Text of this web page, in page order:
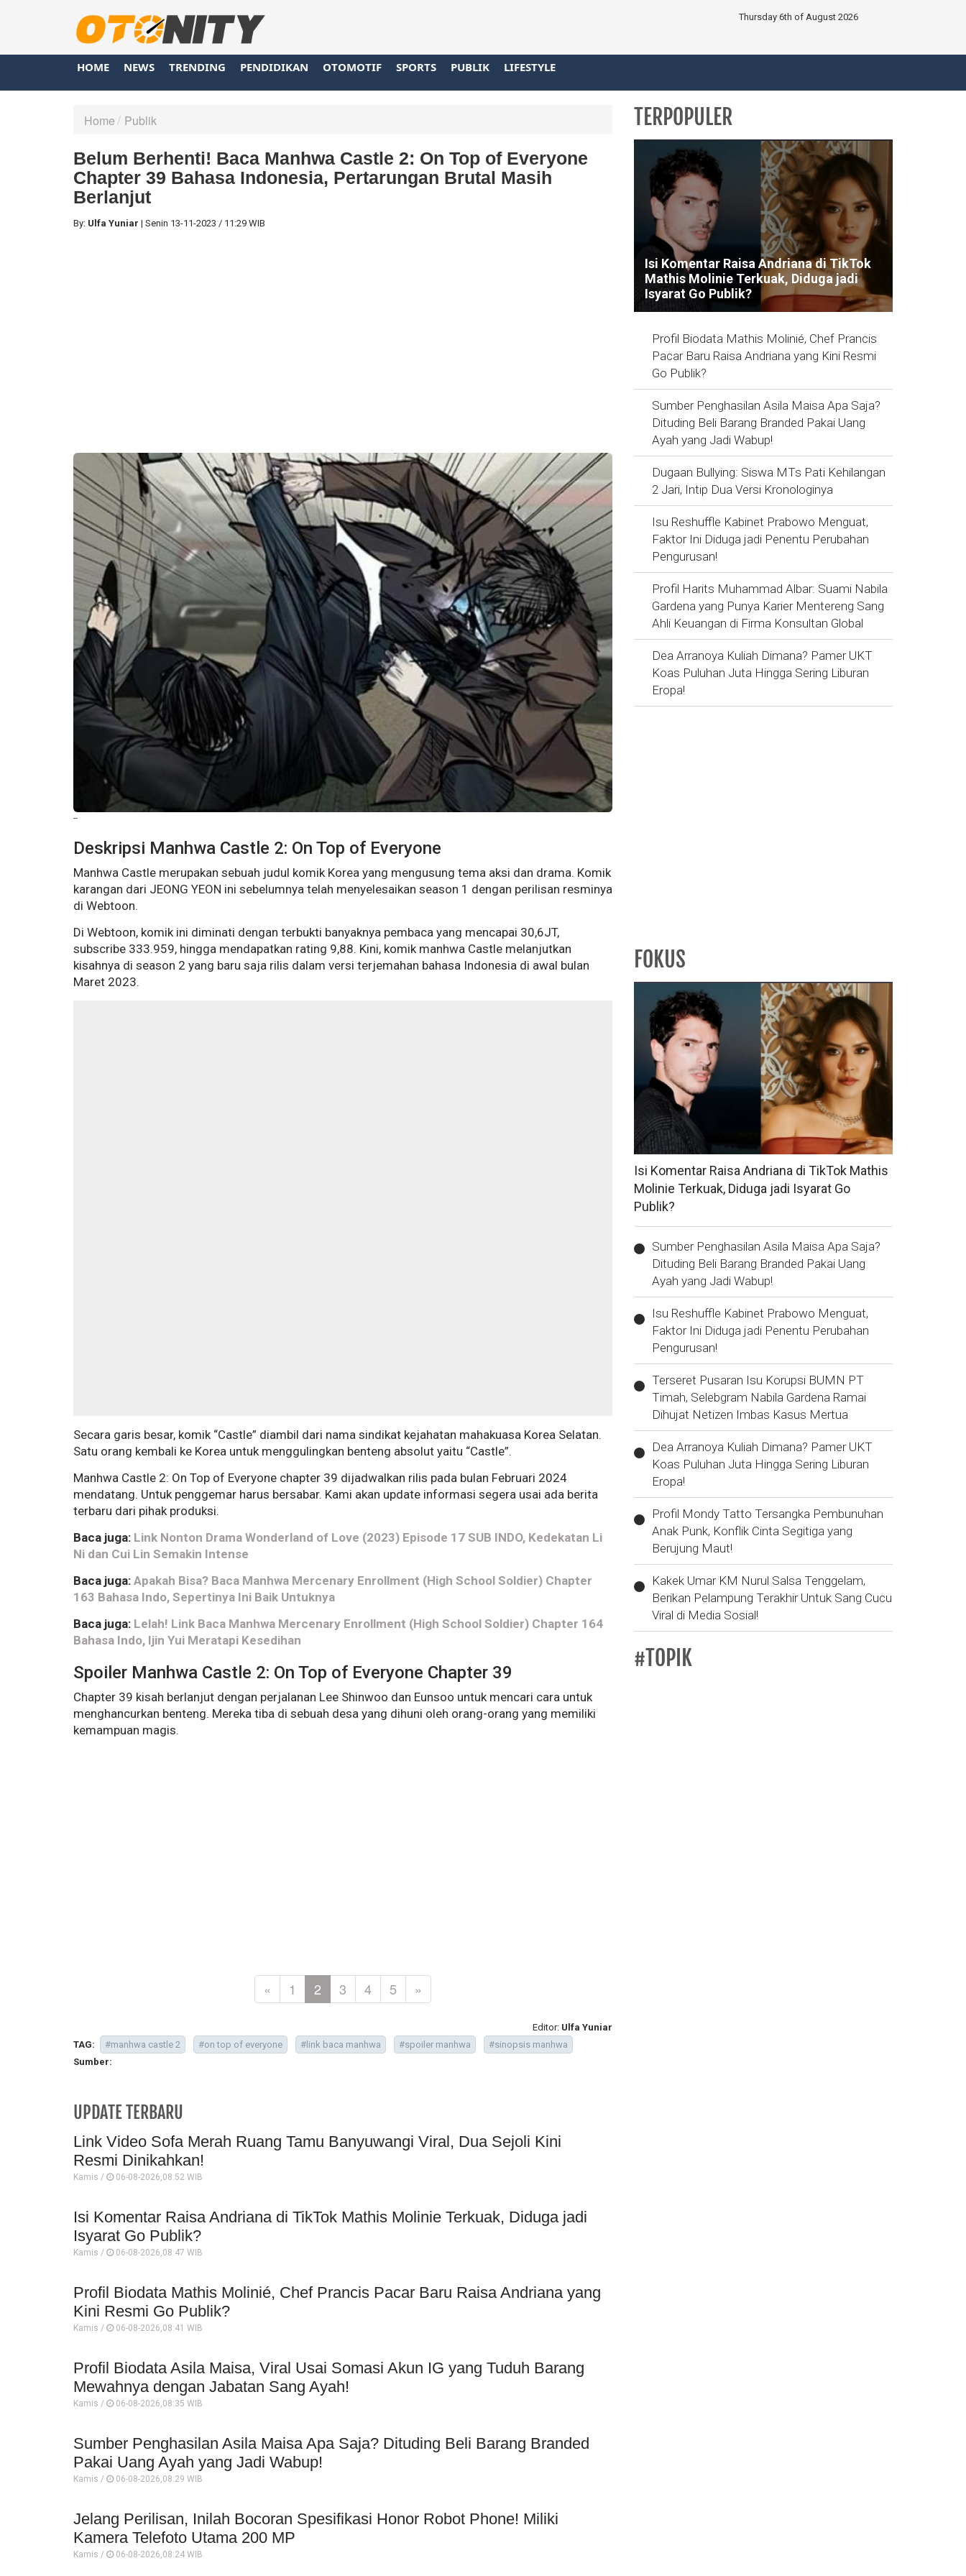
Thursday 6th of August 2026
HOME NEWS TRENDING PENDIDIKAN OTOMOTIF SPORTS PUBLIK LIFESTYLE
Home Publik
Belum Berhenti! Baca Manhwa Castle 2: On Top of Everyone
Chapter 39 Bahasa Indonesia, Pertarungan Brutal Masih
Berlanjut
By: Ulfa Yuniar | Senin 13-11-2023 / 11:29 WIB
--
Deskripsi Manhwa Castle 2: On Top of Everyone
Manhwa Castle merupakan sebuah judul komik Korea yang mengusung tema aksi dan drama. Komik
karangan dari JEONG YEON ini sebelumnya telah menyelesaikan season 1 dengan perilisan resminya
di Webtoon.
Di Webtoon, komik ini diminati dengan terbukti banyaknya pembaca yang mencapai 30,6JT,
subscribe 333.959, hingga mendapatkan rating 9,88. Kini, komik manhwa Castle melanjutkan
kisahnya di season 2 yang baru saja rilis dalam versi terjemahan bahasa Indonesia di awal bulan
Maret 2023.
Secara garis besar, komik “Castle” diambil dari nama sindikat kejahatan mahakuasa Korea Selatan.
Satu orang kembali ke Korea untuk menggulingkan benteng absolut yaitu “Castle”.
Manhwa Castle 2: On Top of Everyone chapter 39 dijadwalkan rilis pada bulan Februari 2024
mendatang. Untuk penggemar harus bersabar. Kami akan update informasi segera usai ada berita
terbaru dari pihak produksi.
Baca juga: Link Nonton Drama Wonderland of Love (2023) Episode 17 SUB INDO, Kedekatan Li
Ni dan Cui Lin Semakin Intense
Baca juga: Apakah Bisa? Baca Manhwa Mercenary Enrollment (High School Soldier) Chapter
163 Bahasa Indo, Sepertinya Ini Baik Untuknya
Baca juga: Lelah! Link Baca Manhwa Mercenary Enrollment (High School Soldier) Chapter 164
Bahasa Indo, Ijin Yui Meratapi Kesedihan
Spoiler Manhwa Castle 2: On Top of Everyone Chapter 39
Chapter 39 kisah berlanjut dengan perjalanan Lee Shinwoo dan Eunsoo untuk mencari cara untuk
menghancurkan benteng. Mereka tiba di sebuah desa yang dihuni oleh orang-orang yang memiliki
kemampuan magis.
« 1 2 3 4 5 »
Editor: Ulfa Yuniar
TAG:
#manhwa castle 2 #on top of everyone #link baca manhwa #spoiler manhwa
#sinopsis manhwa
Sumber:
UPDATE TERBARU
Link Video Sofa Merah Ruang Tamu Banyuwangi Viral, Dua Sejoli Kini
Resmi Dinikahkan!
Kamis / 06-08-2026,08:52 WIB
Isi Komentar Raisa Andriana di TikTok Mathis Molinie Terkuak, Diduga jadi
Isyarat Go Publik?
Kamis / 06-08-2026,08:47 WIB
Profil Biodata Mathis Molinié, Chef Prancis Pacar Baru Raisa Andriana yang
Kini Resmi Go Publik?
Kamis / 06-08-2026,08:41 WIB
Profil Biodata Asila Maisa, Viral Usai Somasi Akun IG yang Tuduh Barang
Mewahnya dengan Jabatan Sang Ayah!
Kamis / 06-08-2026,08:35 WIB
Sumber Penghasilan Asila Maisa Apa Saja? Dituding Beli Barang Branded
Pakai Uang Ayah yang Jadi Wabup!
Kamis / 06-08-2026,08:29 WIB
Jelang Perilisan, Inilah Bocoran Spesifikasi Honor Robot Phone! Miliki
Kamera Telefoto Utama 200 MP
Kamis / 06-08-2026,08:24 WIB
TERPOPULER
Isi Komentar Raisa Andriana di TikTok
Mathis Molinie Terkuak, Diduga jadi
Isyarat Go Publik?
Profil Biodata Mathis Molinié, Chef Prancis
Pacar Baru Raisa Andriana yang Kini Resmi
Go Publik?
Sumber Penghasilan Asila Maisa Apa Saja?
Dituding Beli Barang Branded Pakai Uang
Ayah yang Jadi Wabup!
Dugaan Bullying: Siswa MTs Pati Kehilangan
2 Jari, Intip Dua Versi Kronologinya
Isu Reshuffle Kabinet Prabowo Menguat,
Faktor Ini Diduga jadi Penentu Perubahan
Pengurusan!
Profil Harits Muhammad Albar: Suami Nabila
Gardena yang Punya Karier Mentereng Sang
Ahli Keuangan di Firma Konsultan Global
Dea Arranoya Kuliah Dimana? Pamer UKT
Koas Puluhan Juta Hingga Sering Liburan
Eropa!
FOKUS
Isi Komentar Raisa Andriana di TikTok Mathis
Molinie Terkuak, Diduga jadi Isyarat Go
Publik?
Sumber Penghasilan Asila Maisa Apa Saja?
Dituding Beli Barang Branded Pakai Uang
Ayah yang Jadi Wabup!
Isu Reshuffle Kabinet Prabowo Menguat,
Faktor Ini Diduga jadi Penentu Perubahan
Pengurusan!
Terseret Pusaran Isu Korupsi BUMN PT
Timah, Selebgram Nabila Gardena Ramai
Dihujat Netizen Imbas Kasus Mertua
Dea Arranoya Kuliah Dimana? Pamer UKT
Koas Puluhan Juta Hingga Sering Liburan
Eropa!
Profil Mondy Tatto Tersangka Pembunuhan
Anak Punk, Konflik Cinta Segitiga yang
Berujung Maut!
Kakek Umar KM Nurul Salsa Tenggelam,
Berikan Pelampung Terakhir Untuk Sang Cucu
Viral di Media Sosial!
#TOPIK